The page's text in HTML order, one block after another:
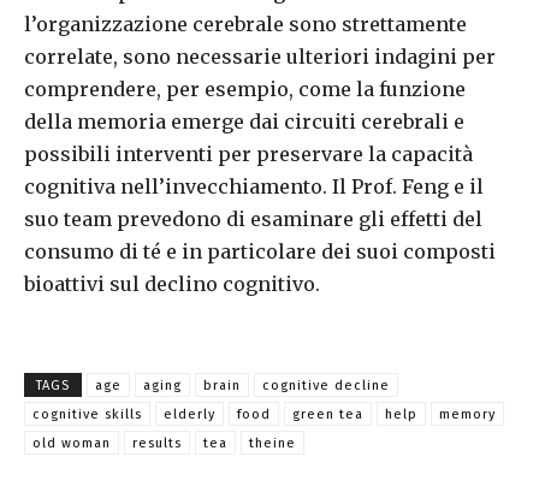
l’organizzazione cerebrale sono strettamente
correlate, sono necessarie ulteriori indagini per
comprendere, per esempio, come la funzione
della memoria emerge dai circuiti cerebrali e
possibili interventi per preservare la capacità
cognitiva nell’invecchiamento. Il Prof. Feng e il
suo team prevedono di esaminare gli effetti del
consumo di té e in particolare dei suoi composti
bioattivi sul declino cognitivo.
TAGS age aging brain
cognitive decline
cognitive skills
elderly food green tea help
memory
old woman
results tea theine